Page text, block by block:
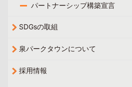
パートナーシップ構築宣言
SDGsの取組
泉パークタウンについて
採用情報